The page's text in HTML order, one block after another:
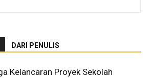
DARI PENULIS
Kelancaran Proyek Sekolah